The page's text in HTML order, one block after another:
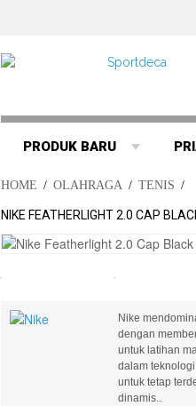
PRODUK BARU
HOME / OLAHRAGA / TENIS /
NIKE FEATHERLIGHT 2.0 CAP
Nike
dengan
untuk latihan
dalam
untuk tetap
dinamis..